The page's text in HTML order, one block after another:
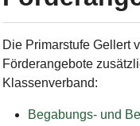
Die Primarstufe Gellert
Förderangebote
Klassenverband:
Begabungs- und